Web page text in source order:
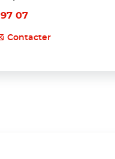
97 07
Contacter